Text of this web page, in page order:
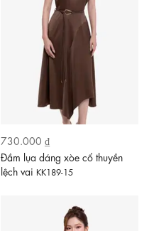
730.000 ₫
Đầm lụa dáng xòe cổ thuyền
lệch vai KK189-15